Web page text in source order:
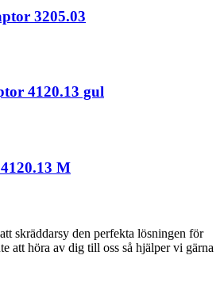
3205.03
4120.13 gul
M
skräddarsy den perfekta lösningen för
att höra av dig till oss så hjälper vi gärna